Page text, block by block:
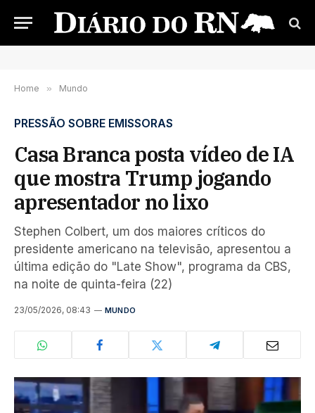
Home » Mundo
PRESSÃO SOBRE EMISSORAS
Casa Branca posta vídeo de IA
que mostra Trump jogando
apresentador no lixo
Stephen Colbert, um dos maiores críticos do
presidente americano na televisão, apresentou a
última edição do "Late Show", programa da CBS,
na noite de quinta-feira (22)
23/05/2026, 08:43 MUNDO